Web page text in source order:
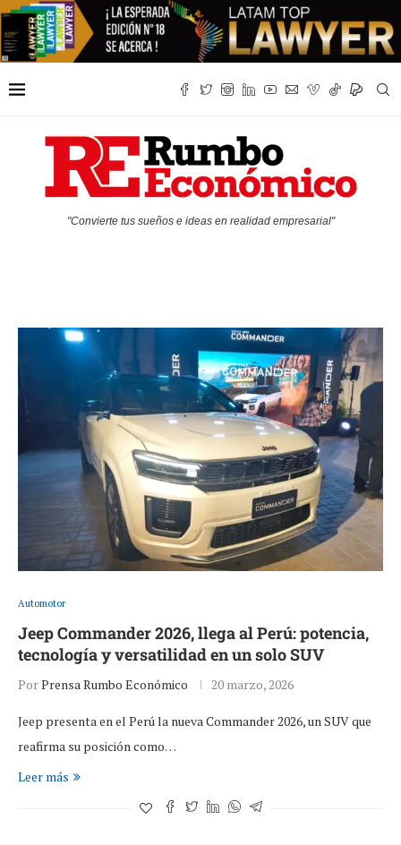
"Convierte tus sueños e ideas en realidad empresarial"
Automotor
Jeep Commander 2026, llega al Perú: potencia,
tecnología y versatilidad en un solo SUV
PorPrensa Rumbo Económico 20 marzo, 2026
Jeep presenta en el Perú la nueva Commander 2026, un SUV que
reafirma su posición como…
Leer más